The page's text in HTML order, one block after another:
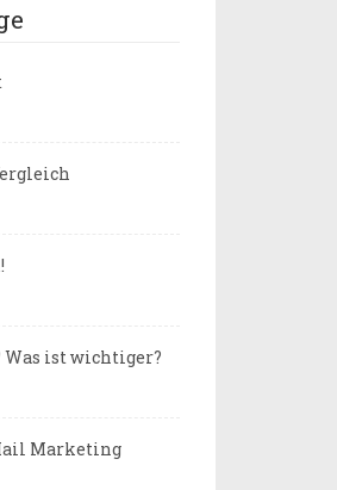
Was ist wichtiger?
Marketing